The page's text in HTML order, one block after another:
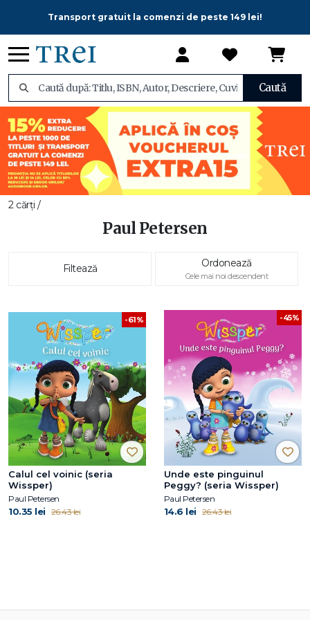
Transport gratuit la comenzi de peste 149 lei!
Caută
2 cărți /
Paul Petersen
Filtează Ordonează
Cele mai noi descendent
-61%
Calul cel voinic (seria
Wissper)
Paul Petersen
10.35 lei 26.43 lei
-45%
Unde este pinguinul
Peggy? (seria Wissper)
Paul Petersen
14.6 lei 26.43 lei